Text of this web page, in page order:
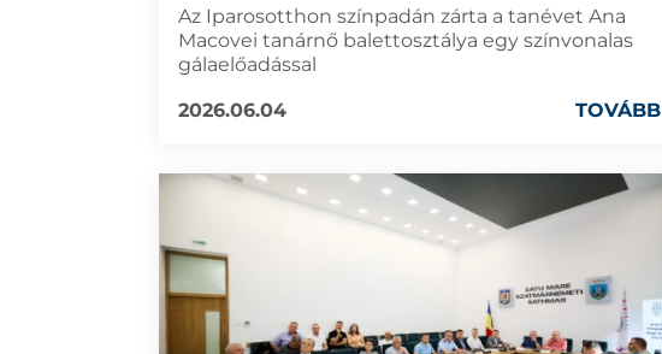
Az Iparosotthon színpadán zárta a tanévet Ana
Macovei tanárnő balettosztálya egy színvonalas
gálaelőadással
2026.06.04
TOVÁBB